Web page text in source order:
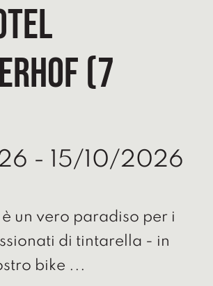
(7
- 15/10/2026
un vero paradiso per i
di tintarella - in
bike ...